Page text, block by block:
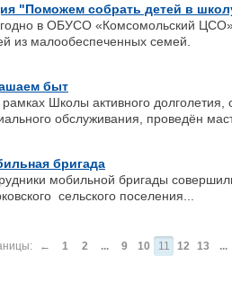
"Поможем собрать детей в
в ОБУСО «Комсомольский
из малообеспеченных семей.
быт
Школы активного долголетия,
обслуживания, проведён
бригада
мобильной бригады
сельского поселения...
← 1 2 ... 9 10 11 12 13 ...